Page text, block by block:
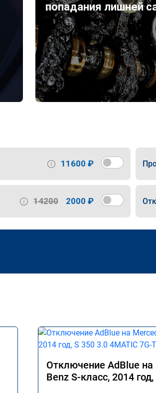
попадания лишней
11600 ₽
14200 2000 ₽
Отключение AdBlue на
Benz S-класс, 2014